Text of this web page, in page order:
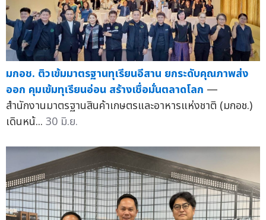
มกอช. ติวเข้มมาตรฐานทุเรียนอีสาน ยกระดับคุณภาพส่ง
ออก คุมเข้มทุเรียนอ่อน สร้างเชื่อมั่นตลาดโลก —
สำนักงานมาตรฐานสินค้าเกษตรและอาหารแห่งชาติ (มกอช.)
เดินหน้... 30 มิ.ย.